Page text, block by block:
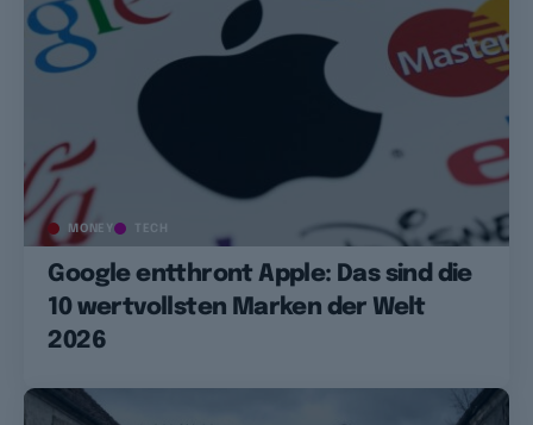
MONEY TECH
Google entthront Apple: Das sind die
10 wertvollsten Marken der Welt
2026